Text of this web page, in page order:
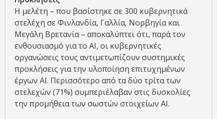
Η μελέτη – που βασίστηκε σε 300 κυβερνητικά
στελέχη σε Φινλανδία, Γαλλία, Νορβηγία και
Μεγάλη Βρετανία – αποκαλύπτει ότι, παρά τον
ενθουσιασμό για το AI, οι κυβερνητικές
οργανώσεις τους αντιμετωπίζουν συστημικές
προκλήσεις για την υλοποίηση επιτυχημένων
έργων AI. Περισσότερο από τα δύο τρίτα των
στελεχών (71%) συμπεριέλαβαν στις δυσκολίες
την προμήθεια των σωστών στοιχείων AI.